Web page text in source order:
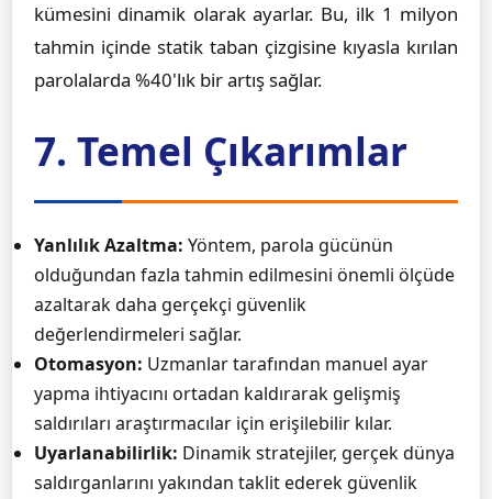
kümesini dinamik olarak ayarlar. Bu, ilk 1 milyon
tahmin içinde statik taban çizgisine kıyasla kırılan
parolalarda %40'lık bir artış sağlar.
7. Temel Çıkarımlar
Yanlılık Azaltma: Yöntem, parola gücünün
olduğundan fazla tahmin edilmesini önemli ölçüde
azaltarak daha gerçekçi güvenlik
değerlendirmeleri sağlar.
Otomasyon: Uzmanlar tarafından manuel ayar
yapma ihtiyacını ortadan kaldırarak gelişmiş
saldırıları araştırmacılar için erişilebilir kılar.
Uyarlanabilirlik: Dinamik stratejiler, gerçek dünya
saldırganlarını yakından taklit ederek güvenlik